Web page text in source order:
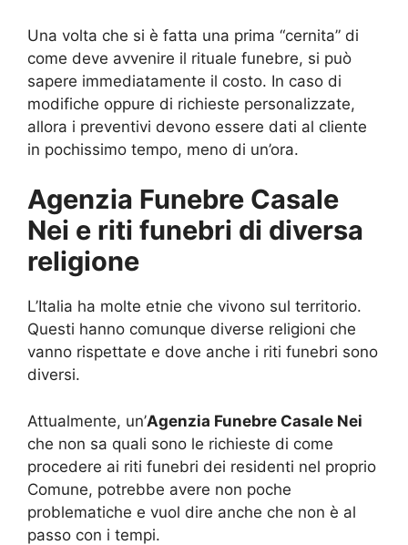
Una volta che si è fatta una prima “cernita” di
come deve avvenire il rituale funebre, si può
sapere immediatamente il costo. In caso di
modifiche oppure di richieste personalizzate,
allora i preventivi devono essere dati al cliente
in pochissimo tempo, meno di un’ora.
Agenzia Funebre Casale
Nei e riti funebri di diversa
religione
L’Italia ha molte etnie che vivono sul territorio.
Questi hanno comunque diverse religioni che
vanno rispettate e dove anche i riti funebri sono
diversi.
Attualmente, un’Agenzia Funebre Casale Nei
che non sa quali sono le richieste di come
procedere ai riti funebri dei residenti nel proprio
Comune, potrebbe avere non poche
problematiche e vuol dire anche che non è al
passo con i tempi.